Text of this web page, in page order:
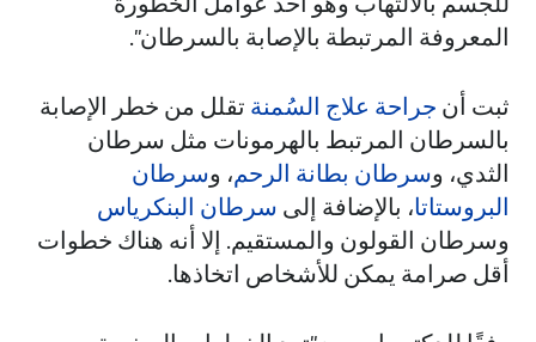
المعروفة المرتبطة بالإصابة بالسرطان".
ثبت أن جراحة علاج السُمنة تقلل من خطر الإصابة
بالسرطان المرتبط بالهرمونات مثل سرطان
الثدي، وسرطان بطانة الرحم، وسرطان
البروستاتا، بالإضافة إلى سرطان البنكرياس
وسرطان القولون والمستقيم. إلا أنه هناك خطوات
أقل صرامة يمكن للأشخاص اتخاذها.